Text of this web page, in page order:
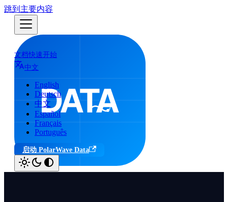
跳到主要内容
文档快速开始
中文
English
Deutsch
中文
Español
Français
Português
启动 PolarWave Data